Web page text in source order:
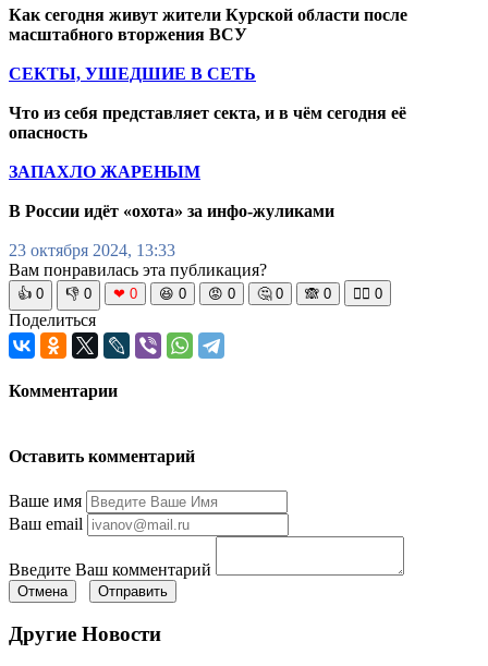
Как сегодня живут жители Курской области после
масштабного вторжения ВСУ
СЕКТЫ, УШЕДШИЕ В СЕТЬ
Что из себя представляет секта, и в чём сегодня её
опасность
ЗАПАХЛО ЖАРЕНЫМ
В России идёт «охота» за инфо-жуликами
23 октября 2024, 13:33
Вам понравилась эта публикация?
👍 0 👎 0 ❤ 0 😆 0 😡 0 🤔 0 🙈 0 🧘‍♀️ 0
Поделиться
Комментарии
Оставить комментарий
Ваше имя
Ваш email
Введите Ваш комментарий
Отмена Отправить
Другие Новости